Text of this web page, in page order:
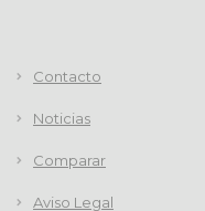
Contacto
Noticias
Comparar
Aviso Legal